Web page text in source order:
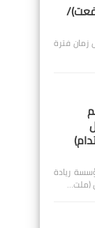
زمان فترة
٢٠٣٠ أقامت مؤسسة ريادة